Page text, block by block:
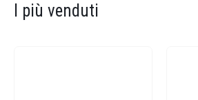
I più venduti